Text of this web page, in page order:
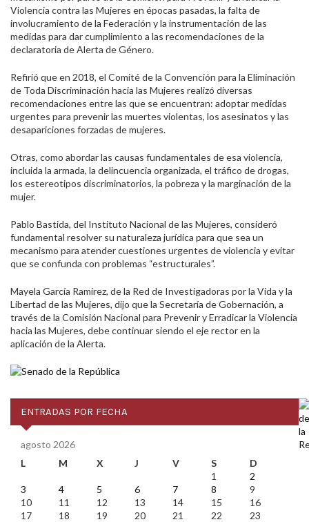
Violencia contra las Mujeres en épocas pasadas, la falta de
involucramiento de la Federación y la instrumentación de las
medidas para dar cumplimiento a las recomendaciones de la
declaratoria de Alerta de Género.
Refirió que en 2018, el Comité de la Convención para la Eliminación
de Toda Discriminación hacia las Mujeres realizó diversas
recomendaciones entre las que se encuentran: adoptar medidas
urgentes para prevenir las muertes violentas, los asesinatos y las
desapariciones forzadas de mujeres.
Otras, como abordar las causas fundamentales de esa violencia,
incluida la armada, la delincuencia organizada, el tráfico de drogas,
los estereotipos discriminatorios, la pobreza y la marginación de la
mujer.
Pablo Bastida, del Instituto Nacional de las Mujeres, consideró
fundamental resolver su naturaleza jurídica para que sea un
mecanismo para atender cuestiones urgentes de violencia y evitar
que se confunda con problemas “estructurales”.
Mayela García Ramírez, de la Red de Investigadoras por la Vida y la
Libertad de las Mujeres, dijo que la Secretaría de Gobernación, a
través de la Comisión Nacional para Prevenir y Erradicar la Violencia
hacia las Mujeres, debe continuar siendo el eje rector en la
aplicación de la Alerta.
ENTRADAS POR FECHA
agosto 2026
L
M X J V S
D
1
2
3
4 5 6 7 8
9
10
11 12 13 14 15
16
17
18 19 20 21 22
23